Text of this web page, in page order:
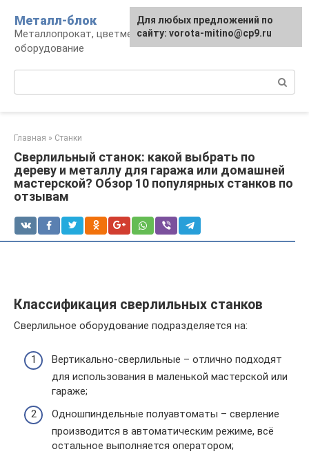
контенту
Металл-блок
Металлопрокат, цветмет, обработка и
оборудование
Главная » Станки
Сверлильный станок: какой выбрать по
дереву и металлу для гаража или домашней
мастерской? Обзор 10 популярных станков по
отзывам
Классификация сверлильных станков
Сверлильное оборудование подразделяется на:
Вертикально-сверлильные – отлично подходят
для использования в маленькой мастерской или
гараже;
Одношпиндельные полуавтоматы – сверление
производится в автоматическим режиме, всё
остальное выполняется оператором;
Для любых предложений по
сайту: vorota-mitino@cp9.ru